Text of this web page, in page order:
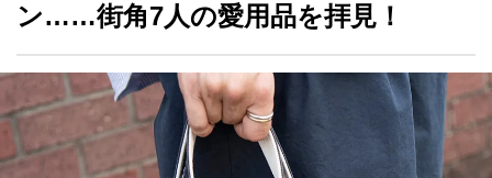
ン……街角7人の愛用品を拝見！